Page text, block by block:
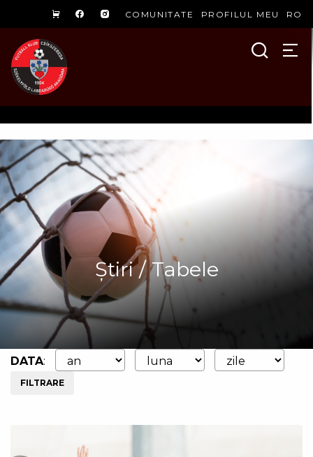
COMUNITATE PROFILUL MEU RO
Știri / Tabele
DATA:
FILTRARE